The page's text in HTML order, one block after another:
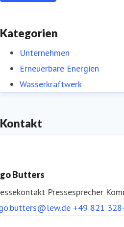
Kategorien
Unternehmen
Erneuerbare Energien
Wasserkraftwerk
Kontakt
Butters
Pressesprecher
+49 821